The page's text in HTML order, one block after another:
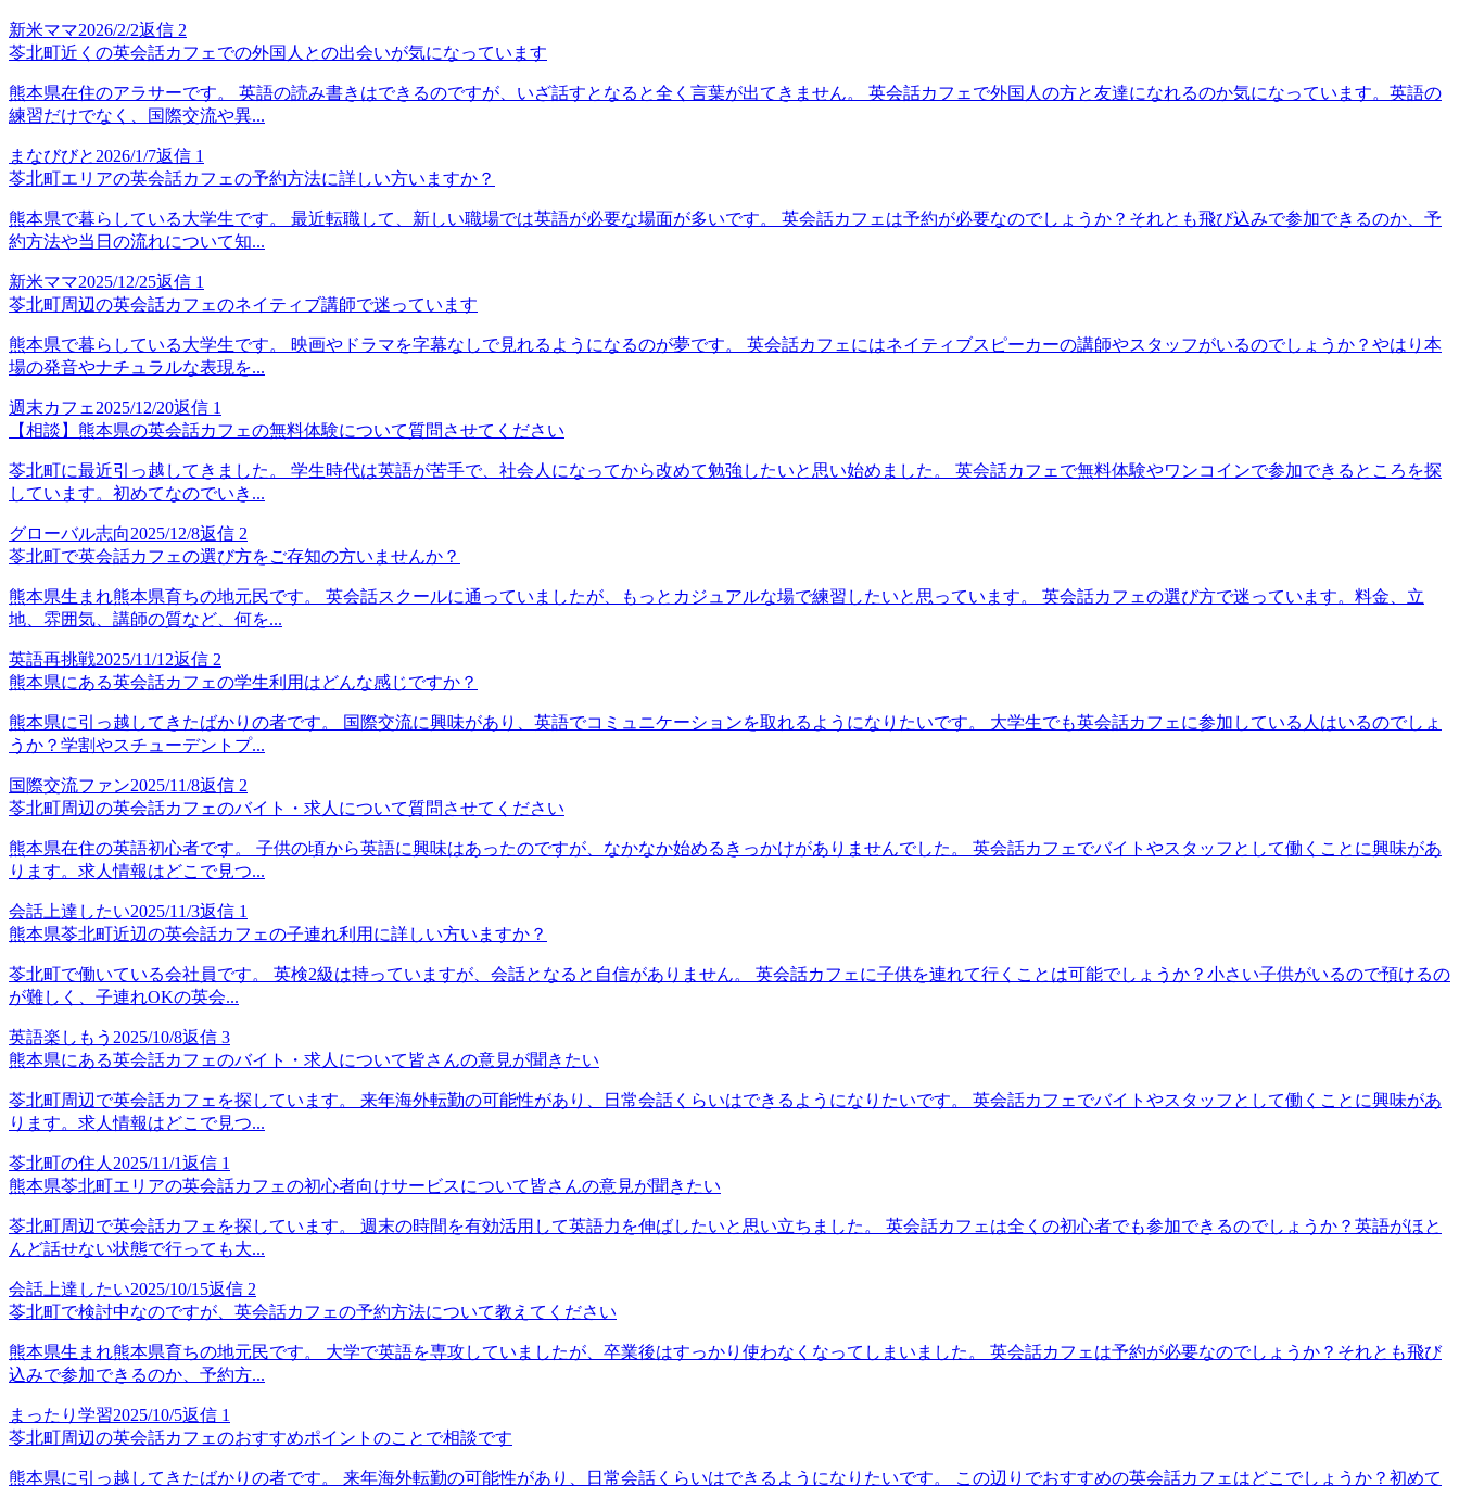
新米ママ2026/2/2返信 2
苓北町近くの英会話カフェでの外国人との出会いが気になっています
熊本県在住のアラサーです。 英語の読み書きはできるのですが、いざ話すとなると全く言葉が出てきません。 英会話カフェで外国人の方と友達になれるのか気になっています。英語の
練習だけでなく、国際交流や異...
まなびびと 2026/1/7返信 1
苓北町エリアの英会話カフェの予約方法に詳しい方いますか？
熊本県で暮らしている大学生です。 最近転職して、新しい職場では英語が必要な場面が多いです。 英会話カフェは予約が必要なのでしょうか？それとも飛び込みで参加できるのか、予
約方法や当日の流れについて知...
新米ママ2025/12/25返信 1
苓北町周辺の英会話カフェのネイティブ講師で迷っています
熊本県で暮らしている大学生です。 映画やドラマを字幕なしで見れるようになるのが夢です。 英会話カフェにはネイティブスピーカーの講師やスタッフがいるのでしょうか？やはり本
場の発音やナチュラルな表現を...
週末カフェ 2025/12/20返信 1
【相談】熊本県の英会話カフェの無料体験について質問させてください
苓北町に最近引っ越してきました。 学生時代は英語が苦手で、社会人になってから改めて勉強したいと思い始めました。 英会話カフェで無料体験やワンコインで参加できるところを探
しています。初めてなのでいき...
グローバル志向2025/12/8返信 2
苓北町で英会話カフェの選び方をご存知の方いませんか？
熊本県生まれ熊本県育ちの地元民です。 英会話スクールに通っていましたが、もっとカジュアルな場で練習したいと思っています。 英会話カフェの選び方で迷っています。料金、立
地、雰囲気、講師の質など、何を...
英語再挑戦2025/11/12返信 2
熊本県にある英会話カフェの学生利用はどんな感じですか？
熊本県に引っ越してきたばかりの者です。 国際交流に興味があり、英語でコミュニケーションを取れるようになりたいです。 大学生でも英会話カフェに参加している人はいるのでしょ
うか？学割やスチューデントプ...
国際交流ファン2025/11/8返信 2
苓北町周辺の英会話カフェのバイト・求人について質問させてください
熊本県在住の英語初心者です。 子供の頃から英語に興味はあったのですが、なかなか始めるきっかけがありませんでした。 英会話カフェでバイトやスタッフとして働くことに興味があ
ります。求人情報はどこで見つ...
会話上達したい2025/11/3返信 1
熊本県苓北町近辺の英会話カフェの子連れ利用に詳しい方いますか？
苓北町で働いている会社員です。 英検2級は持っていますが、会話となると自信がありません。 英会話カフェに子供を連れて行くことは可能でしょうか？小さい子供がいるので預けるの
が難しく、子連れOKの英会...
英語楽しもう 2025/10/8返信 3
熊本県にある英会話カフェのバイト・求人について皆さんの意見が聞きたい
苓北町周辺で英会話カフェを探しています。 来年海外転勤の可能性があり、日常会話くらいはできるようになりたいです。 英会話カフェでバイトやスタッフとして働くことに興味があ
ります。求人情報はどこで見つ...
苓北町の住人 2025/11/1返信 1
熊本県苓北町エリアの英会話カフェの初心者向けサービスについて皆さんの意見が聞きたい
苓北町周辺で英会話カフェを探しています。 週末の時間を有効活用して英語力を伸ばしたいと思い立ちました。 英会話カフェは全くの初心者でも参加できるのでしょうか？英語がほと
んど話せない状態で行っても大...
会話上達したい2025/10/15返信 2
苓北町で検討中なのですが、英会話カフェの予約方法について教えてください
熊本県生まれ熊本県育ちの地元民です。 大学で英語を専攻していましたが、卒業後はすっかり使わなくなってしまいました。 英会話カフェは予約が必要なのでしょうか？それとも飛び
込みで参加できるのか、予約方...
まったり学習2025/10/5返信 1
苓北町周辺の英会話カフェのおすすめポイントのことで相談です
熊本県に引っ越してきたばかりの者です。 来年海外転勤の可能性があり、日常会話くらいはできるようになりたいです。 この辺りでおすすめの英会話カフェはどこでしょうか？初めて